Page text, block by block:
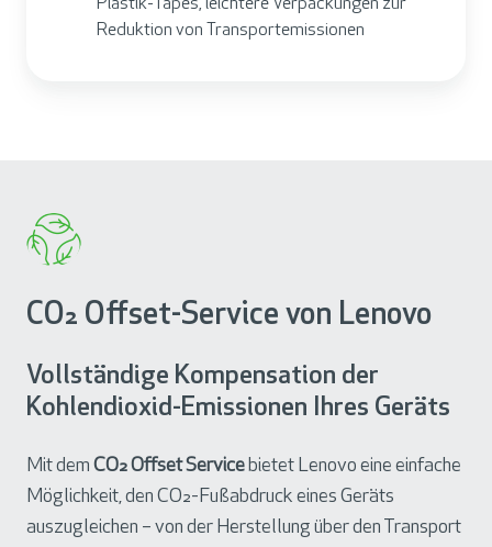
Plastik-Tapes, leichtere Verpackungen zur
Reduktion von Transportemissionen
CO₂ Offset-Service von Lenovo
Vollständige Kompensation der
Kohlendioxid-Emissionen Ihres Geräts
Mit dem CO₂ Offset Servicebietet Lenovo eine einfache
Möglichkeit, den CO₂-Fußabdruck eines Geräts
auszugleichen – von der Herstellung über den Transport